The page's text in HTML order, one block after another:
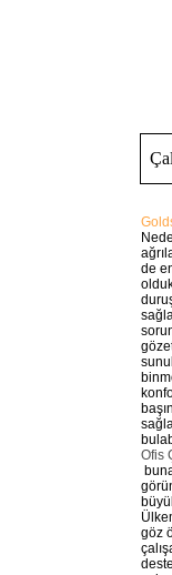
de
Ofis
göz